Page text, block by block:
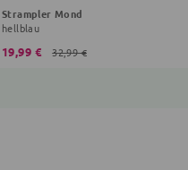
Strampler Mond
hellblau
19,99 € 32,99 €